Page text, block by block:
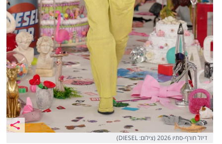
דיזל חורף-סתיו 2026 (צילום: DIESEL)